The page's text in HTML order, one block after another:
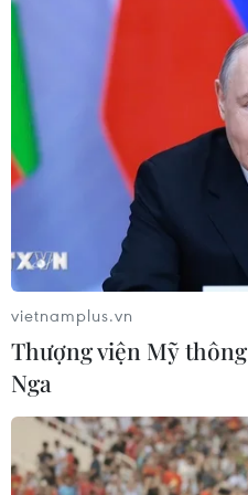
Bế mạc Hội thi lực lượng
bảo vệ an ninh, trật tự ở
toàn quốc
07/08/2026 15:57
7 học sinh đội tuyển Việt
huy chương tại Olympic AI
07/08/2026 15:27
Áp thấp nhiệt đới trên vịnh
gây ảnh hưởng thế nào
07/08/2026 14:38
vietnamplus.vn
Thượng viện Mỹ
Nga